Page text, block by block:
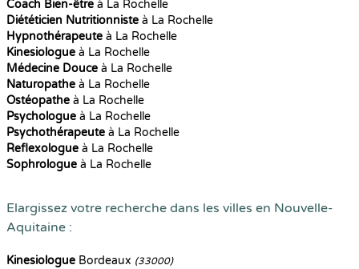
Coach Bien-être à La Rochelle
Diététicien Nutritionniste à La Rochelle
Hypnothérapeute à La Rochelle
Kinesiologue à La Rochelle
Médecine Douce à La Rochelle
Naturopathe à La Rochelle
Ostéopathe à La Rochelle
Psychologue à La Rochelle
Psychothérapeute à La Rochelle
Reflexologue à La Rochelle
Sophrologue à La Rochelle
Elargissez votre recherche dans les villes en Nouvelle-
Aquitaine :
Kinesiologue Bordeaux (33000)